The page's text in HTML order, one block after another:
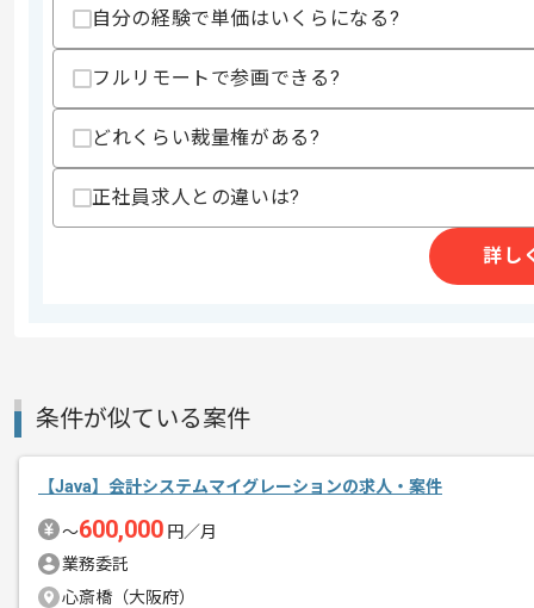
・Vue.js のご経験
上記に似た経験やスキルをお持ちであれば申
精算・お支払い
精算条件
精算基準時間
140時間〜180時間
募集人数
エージェントからのコ
メント
自分の経験で単価はいくらになる?
フルリモートで参画できる?
どれくらい裁量権がある?
正社員求人との違いは?
詳し
条件が似ている案件
【Java】会計システムマイグレーションの求人・案件
〜600,000 円／月
業務委託
心斎橋（大阪府）